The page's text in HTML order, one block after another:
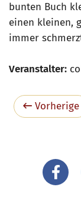
bunten Buch
einen kleinen,
immer
Veranstalter:
Vorherige